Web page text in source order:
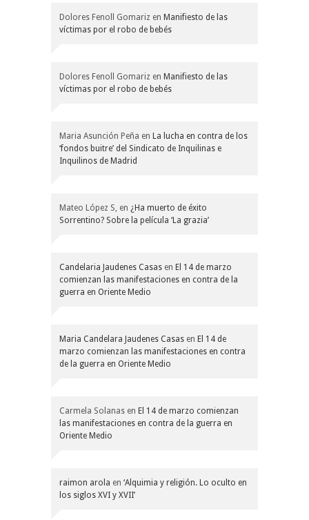
Dolores Fenoll Gomariz en Manifiesto de las
víctimas por el robo de bebés
Dolores Fenoll Gomariz en Manifiesto de las
víctimas por el robo de bebés
Maria Asunción Peña en La lucha en contra de los
‘fondos buitre’ del Sindicato de Inquilinas e
Inquilinos de Madrid
Mateo López S, en ¿Ha muerto de éxito
Sorrentino? Sobre la película ‘La grazia’
Candelaria Jaudenes Casas en El 14 de marzo
comienzan las manifestaciones en contra de la
guerra en Oriente Medio
Maria Candelara Jaudenes Casas en El 14 de
marzo comienzan las manifestaciones en contra
de la guerra en Oriente Medio
Carmela Solanas en El 14 de marzo comienzan
las manifestaciones en contra de la guerra en
Oriente Medio
raimon arola en ‘Alquimia y religión. Lo oculto en
los siglos XVI y XVII’